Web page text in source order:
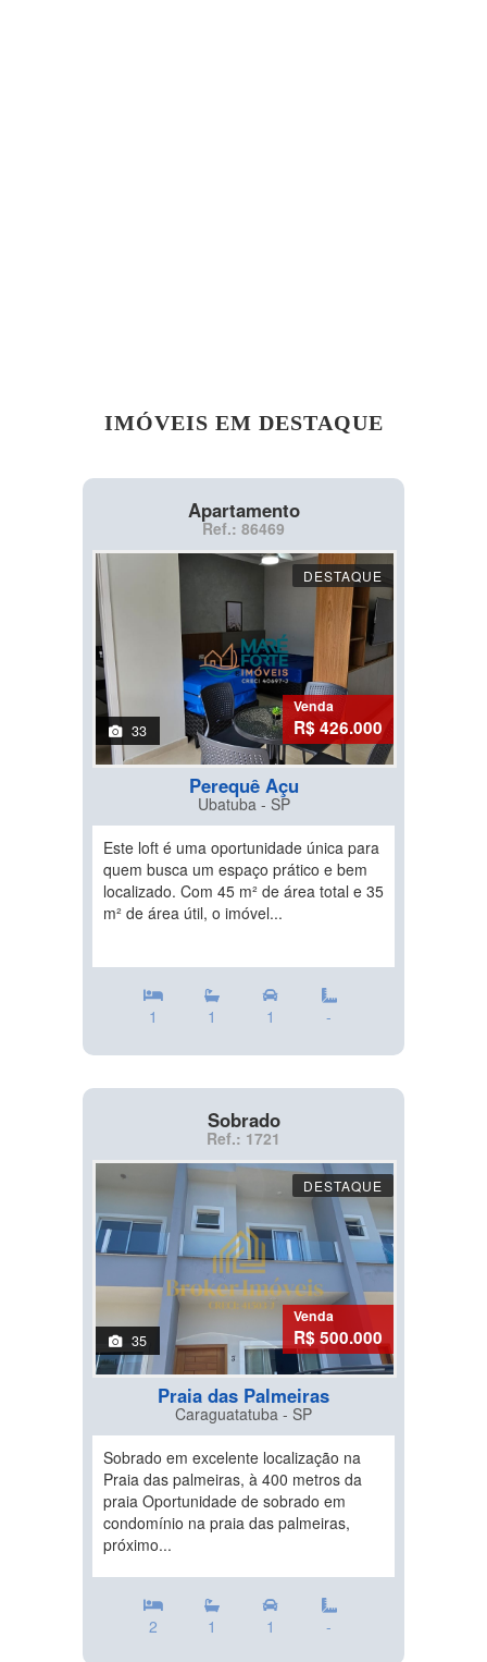
IMÓVEIS EM DESTAQUE
Apartamento
Ref.: 86469
DESTAQUE
33
Venda
R$ 426.000
Perequê Açu
Ubatuba - SP
Este loft é uma oportunidade única para
quem busca um espaço prático e bem
localizado. Com 45 m² de área total e 35
m² de área útil, o imóvel...
1 1 1 -
Sobrado
Ref.: 1721
DESTAQUE
35
Venda
R$ 500.000
Praia das Palmeiras
Caraguatatuba - SP
Sobrado em excelente localização na
Praia das palmeiras, à 400 metros da
praia Oportunidade de sobrado em
condomínio na praia das palmeiras,
próximo...
2 1 1 -